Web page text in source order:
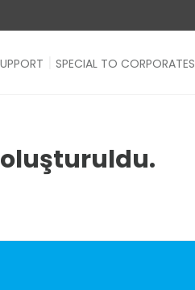
SPECIAL TO CORPORATES
oluşturuldu.